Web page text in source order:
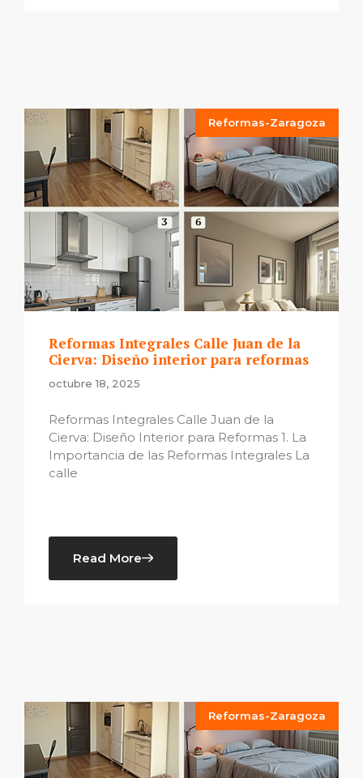
Reformas-Zaragoza
Reformas Integrales Calle Juan de la
Cierva: Diseño interior para reformas
octubre 18, 2025
Reformas Integrales Calle Juan de la
Cierva: Diseño Interior para Reformas 1. La
Importancia de las Reformas Integrales La
calle
Read More
Reformas-Zaragoza